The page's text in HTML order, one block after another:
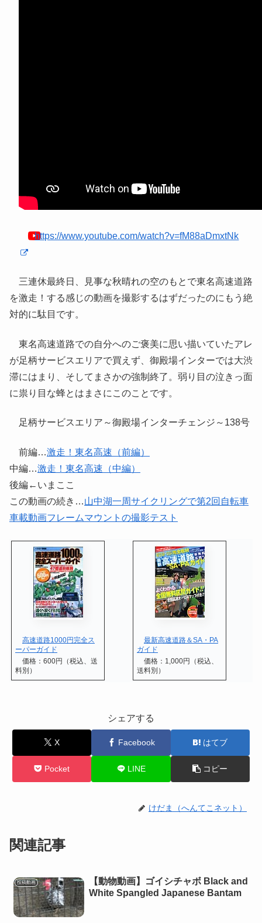
https://www.youtube.com/watch?v=fM88aDmxtNk
三連休最終日、見事な秋晴れの空のもとで東名高速道路
を激走！する感じの動画を撮影するはずだったのにもう絶
対的に駄目です。
東名高速道路での自分へのご褒美に思い描いていたアレ
が足柄サービスエリアで買えず、御殿場インターでは大渋
滞にはまり、そしてまさかの強制終了。弱り目の泣きっ面
に祟り目な蜂とはまさにこのことです。
足柄サービスエリア～御殿場インターチェンジ～138号
前編…激走！東名高速（前編）
中編…激走！東名高速（中編）
後編←いまここ
この動画の続き…山中湖一周サイクリングで第2回自転車
車載動画フレームマウントの撮影テスト
高速道路1000円完全ス
ーパーガイド
価格：600円（税込、送
料別）
最新高速道路＆SA・PA
ガイド
価格：1,000円（税込、
送料別）
シェアする
X Facebook はてブ
Pocket LINE コピー
けだま（へんてこネット）
関連記事
投稿動画
【動物動画】ゴイシチャボ Black and
White Spangled Japanese Bantam